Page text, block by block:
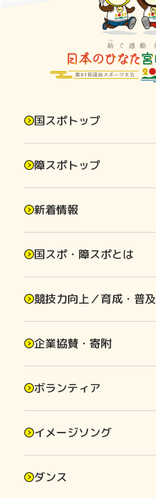
国スポトップ
障スポトップ
新着情報
国スポ・障スポとは
競技力向上／育成・普及
企業協賛・寄附
ボランティア
イメージソング
ダンス